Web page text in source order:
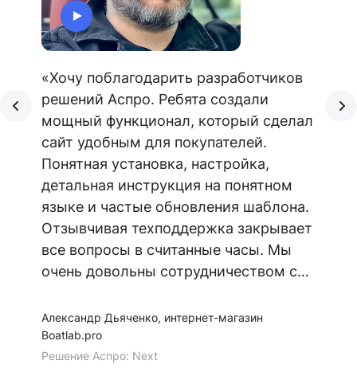
«Хочу поблагодарить разработчиков
решений Аспро. Ребята создали
мощный функционал, который сделал
сайт удобным для покупателей.
Понятная установка, настройка,
детальная инструкция на понятном
языке и частые обновления шаблона.
Отзывчивая техподдержка закрывает
все вопросы в считанные часы. Мы
очень довольны сотрудничеством с
под килем!»
Александр Дьяченко, интернет-магазин
Boatlab.pro
Решение Аспро: Next